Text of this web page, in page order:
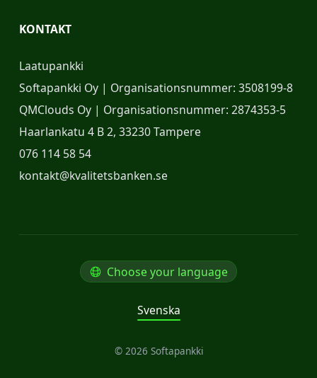
KONTAKT
Laatupankki
Softapankki Oy | Organisationsnummer: 3508199-8
QMClouds Oy | Organisationsnummer: 2874353-5
Haarlankatu 4 B 2, 33230 Tampere
076 114 58 54
kontakt@kvalitetsbanken.se
Choose your language
Svenska
© 2026 Softapankki